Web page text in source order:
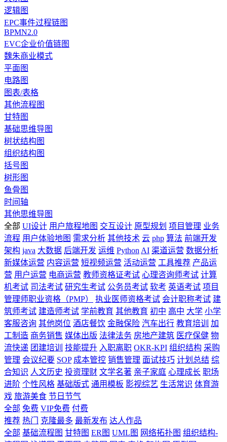
逻辑图
EPC事件过程链图
BPMN2.0
EVC企业价值链图
魏朱商业模式
平面图
电路图
图表/表格
其他流程图
甘特图
基础思维导图
树状结构图
组织结构图
括号图
树形图
鱼骨图
时间轴
其他思维导图
全部 UI设计 用户旅程地图 交互设计 原型规划 项目管理 业务
流程 用户体验地图 需求分析 其他技术 云 php 算法 前端开发
架构 java 大数据 后端开发 运维 Python AI 渠道运营 数据分析
新媒体运营 内容运营 短视频运营 活动运营 工具推荐 产品运
营 用户运营 电商运营 教师资格证考试 心理咨询师考试 计算
机考试 司法考试 研究生考试 公务员考试 软考 英语考试 项目
管理师职业资格（PMP）
执业医师资格考试 会计职称考试 建
筑师考试 建造师考试 学前教育 其他教育 初中 高中 大学 小学
客服咨询 其他岗位 酒店餐饮 金融保险 汽车出行 教育培训
加
工制造 商务销售 媒体出版 法律法务 房地产建筑 医疗保健 物
流快递 团建培训 技能提升 入职离职 OKR-KPI 组织结构 采购
管理 会议纪要 SOP 成本管控 销售管理 面试技巧 计划总结 综
合知识 人文历史 投资理财 文学名著 亲子家庭 心理成长 职场
进阶 个性风格 基础版式 通用模板 影视综艺 生活常识 体育游
戏 旅游美食 节日节气
全部 免费 VIP免费 付费
推荐 热门 克隆最多 最新发布 达人作品
全部 基础流程图 甘特图 ER图 UML图 网络拓扑图 组织结构-